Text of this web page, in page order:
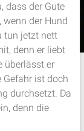
dass der Gute
der Hund
tun jetzt nett
denn er liebt
überlässt er
Gefahr ist doch
durchsetzt. Da
denn die